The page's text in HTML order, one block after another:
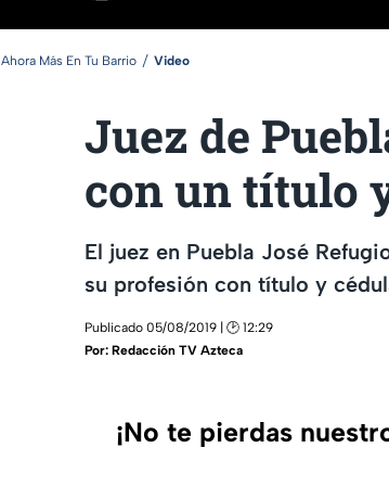
Ahora Más En Tu Barrio Video
Juez de
con un título
El juez en Puebla José
su profesión con título y
Publicado 05/08/2019 | 🕑 12:29
Por: Redacción TV Azteca
¡No te pierdas